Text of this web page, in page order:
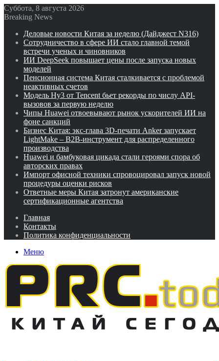
Суббота, 8 августа 2026
Breaking News
Деловые новости Китая за неделю (Дайджест N316)
Сотрудничество в сфере ИИ стало главной темой
встречи ученых и чиновников
ИИ DeepSeek повышает цены после запуска новых
моделей
Пенсионная система Китая сталкивается с проблемой
неактивных счетов
Модель Hy3 от Tencent бьет рекорды по числу API-
вызовов за первую неделю
Чипы Huawei отвоевывают рынок ускорителей ИИ на
фоне санкций
Бизнес Китая: экс-глава 3D-печати Anker запускает
LightMake – B2B-инструмент для распределенного
производства
Huawei и бамбуковая цикада стали героями спора об
авторских правах
Импорт офисной техники спровоцировал запуск новой
процедуры оценки рисков
Ответные меры Китая затронут американские
сертификационные агентства
Главная
Контакты
Политика конфиденциальности
Меню